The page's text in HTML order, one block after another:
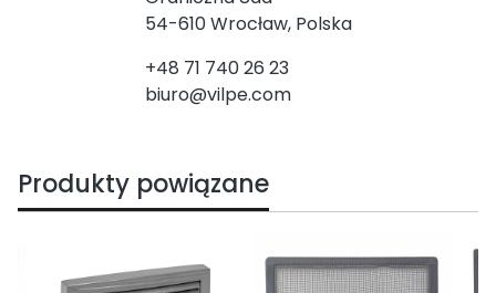
54-610 Wrocław, Polska
+48 71 740 26 23
biuro@vilpe.com
Produkty powiązane